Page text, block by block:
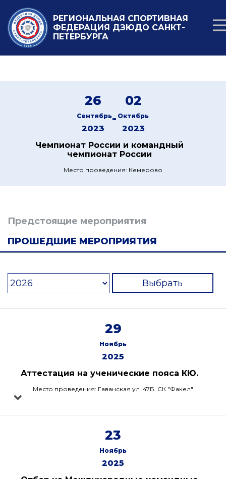
РЕГИОНАЛЬНАЯ СПОРТИВНАЯ
ФЕДЕРАЦИЯ ДЗЮДО САНКТ-
ПЕТЕРБУРГА
26
Сентябрь
2023
-
02
Октябрь
2023
Чемпионат России и командный
чемпионат России
Место проведения: Кемерово
Предстоящие мероприятия
ПРОШЕДШИЕ МЕРОПРИЯТИЯ
Выбрать
29
Ноябрь
2025
Аттестация на ученические пояса КЮ.
Место проведения: Гаванская ул. 47Б. СК "Факел"
23
Ноябрь
2025